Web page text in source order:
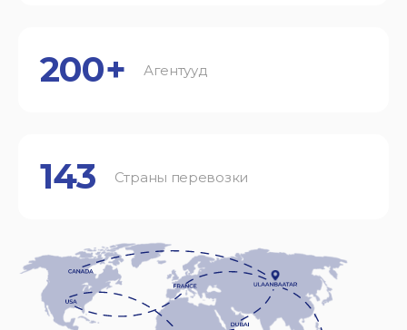
200+ Агентууд
143 Страны перевозки